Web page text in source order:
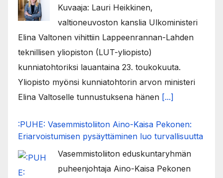
Kuvaaja: Lauri Heikkinen,
valtioneuvoston kanslia Ulkoministeri
Elina Valtonen vihittiin Lappeenrannan-Lahden
teknillisen yliopiston (LUT-yliopisto)
kunniatohtoriksi lauantaina 23. toukokuuta.
Yliopisto myönsi kunniatohtorin arvon ministeri
Elina Valtoselle tunnustuksena hänen [...]
:PUHE: Vasemmistoliiton Aino-Kaisa Pekonen:
Eriarvoistumisen pysäyttäminen luo turvallisuutta
Vasemmistoliiton eduskuntaryhmän
puheenjohtaja Aino-Kaisa Pekonen